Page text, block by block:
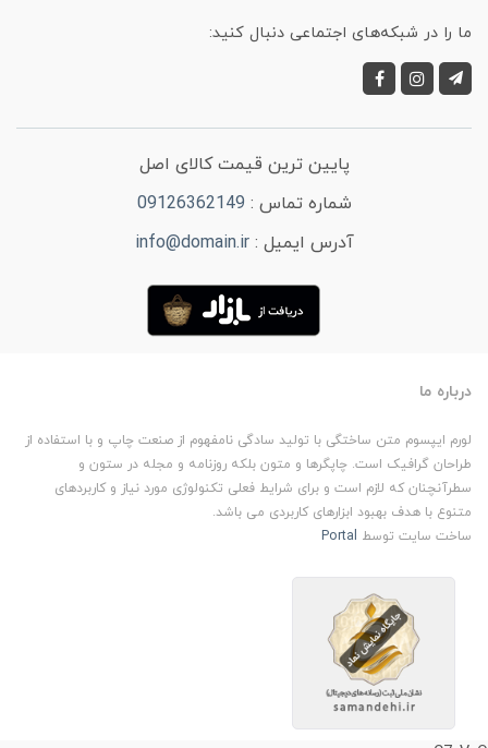
ما را در شبکه‌های اجتماعی دنبال کنید:
پایین ترین قیمت کالای اصل
شماره تماس : 09126362149
آدرس ایمیل :info@domain.ir
درباره ما
لورم ایپسوم متن ساختگی با تولید سادگی نامفهوم از صنعت چاپ و با استفاده از
طراحان گرافیک است. چاپگرها و متون بلکه روزنامه و مجله در ستون و
سطرآنچنان که لازم است و برای شرایط فعلی تکنولوژی مورد نیاز و کاربردهای
متنوع با هدف بهبود ابزارهای کاربردی می باشد.
ساخت سایت توسط Portal